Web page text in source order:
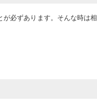
必ずあります。そんな時は相